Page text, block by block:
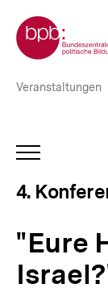
zum
Seiteninhalt
springen
Zur Startseite der bpb
"Eure
Israel?"
bpb.de
Veranstaltungen
4.
"Eure